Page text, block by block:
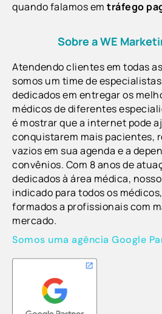
quando falamos em tráfego
Sobre a WE
Atendendo clientes em todas
somos um time de
dedicados em entregar os
médicos de diferentes
é mostrar que a internet pode
conquistarem mais pacientes,
vazios em sua agenda e a
convênios. Com 8 anos de
dedicados à área médica,
indicado para todos os
formados a profissionais com
mercado.
Somos uma agência Google